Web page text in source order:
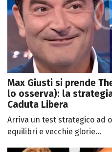
Max Giusti si prende
lo osserva): la
Caduta Libera
Arriva un test strategico ad
equilibri e vecchie glorie...